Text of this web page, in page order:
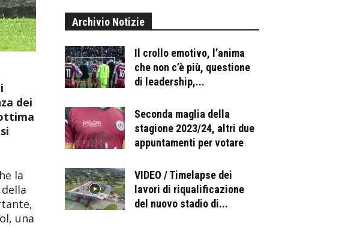
dei
la
una
Archivio Notizie
Il crollo emotivo, l’anima
che non c’è più, questione
di leadership,...
Seconda maglia della
stagione 2023/24, altri due
appuntamenti per votare
VIDEO / Timelapse dei
lavori di riqualificazione
del nuovo stadio di...